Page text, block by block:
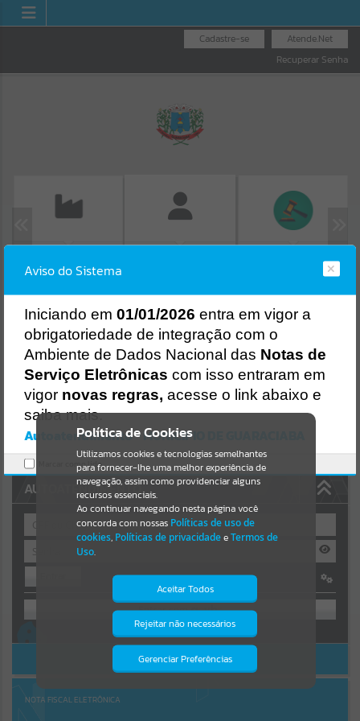
Atende.Net
Cadastre-se
Recuperar Senha
ISS/ALVARÁ
Resultados para""
Portais
Por favor, aguarde...
NOTÍCIAS
Por favor, aguarde...
Por favor, aguarde...
AUTOATENDIMENTO
OU
Cadastre-se|Recuperar Senha
ACESSAR SEM LOGIN
NOTA FISCAL ELETRÔNICA
Política de Cookies
Utilizamos cookies e tecnologias semelhantes
para fornecer-lhe uma melhor experiência de
navegação, assim como providenciar alguns
recursos essenciais.
Ao continuar navegando nesta página você
concorda com nossas Políticas de uso de
cookies, Políticas de privacidadeeTermos de
Uso.
Aceitar Todos
Rejeitar não necessários
Gerenciar Preferências
Isto significa que diversos recursos
providenciados poderão não estar
Aviso do Sistema
Iniciando em 01/01/2026 entra em vigor a
obrigatoriedade de integração com o
Ambiente de Dados Nacional das Notas de
Serviço Eletrônicas com isso entraram em
vigor novas regras, acesse o link abaixo e
saiba mais.
Autoatendimento - MUNICIPIO DE GUARACIABA
Marcar como lido.
Erro
Gerenciamento do Sistema
CÓDIGO DA MENSAGEM:
Ocorreu um erro de script:
Uncaught SyntaxError: Unexpected token '('
https://guaraciaba.atende.net/cidadao/pagina/static/bundle/wpo_in
dex_2_base_l2_portal_editores_sync_d9fb77cfd5741fafc9972edc7a6
41fea.js?v=83d4f602:47
Verificar Mais Detalhes